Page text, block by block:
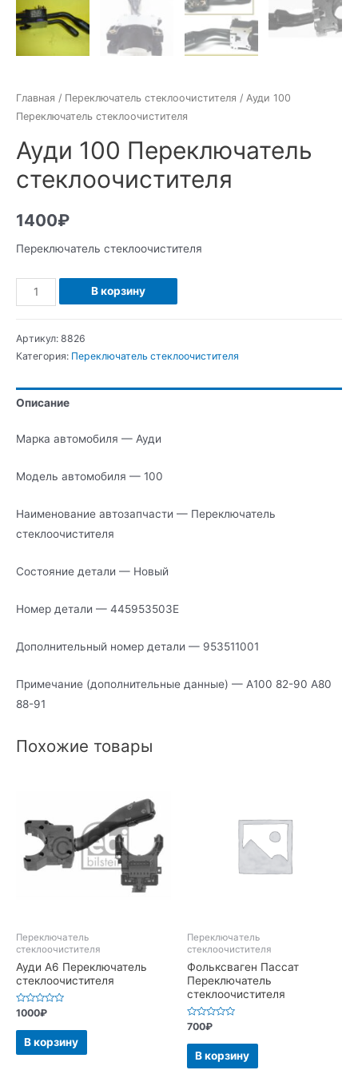
Главная / Переключатель стеклоочистителя / Ауди 100
Переключатель стеклоочистителя
Ауди 100 Переключатель
стеклоочистителя
1400₽
Переключатель стеклоочистителя
Количество
Ауди
Переключатель
В корзину
Артикул: 8826
Категория: Переключатель стеклоочистителя
Описание
Марка автомобиля — Ауди
Модель автомобиля — 100
Наименование автозапчасти — Переключатель
стеклоочистителя
Состояние детали — Новый
Номер детали — 445953503E
Дополнительный номер детали — 953511001
Примечание (дополнительные данные) — А100 82-90 А80
88-91
Похожие товары
Переключатель
стеклоочистителя
Ауди А6 Переключатель
стеклоочистителя
Оценка
из
1000₽
В корзину
Переключатель
стеклоочистителя
Фольксваген Пассат
Переключатель
стеклоочистителя
Оценка
из
700₽
В корзину